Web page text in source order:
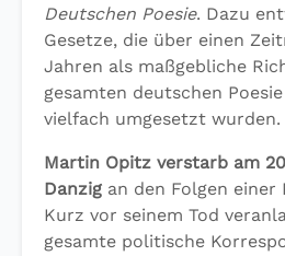
Deutschen Poesie. Dazu
Gesetze, die über einen
Jahren als maßgebliche
gesamten deutschen
vielfach umgesetzt wurden.
Martin Opitz verstarb am
Danzig an den Folgen einer
Kurz vor seinem Tod
gesamte politische